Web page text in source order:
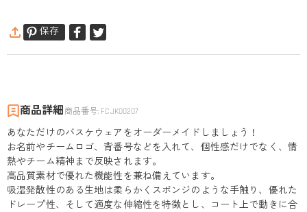
保存
商品詳細 商品番号: FCJK00207
あなただけのバスケウェアをオーダーメイドしましょう！
お名前やチームロゴ、背番号などを入れて、個性感だけでなく、情
熱やチーム精神まで反映されます。
高品質素材で優れた機能性を兼ね備えています。
吸湿発散性のある生地は柔らかくスポンジのような手触り、優れた
ドレープ性、そして適度な伸縮性を特徴とし、コート上で動きに合